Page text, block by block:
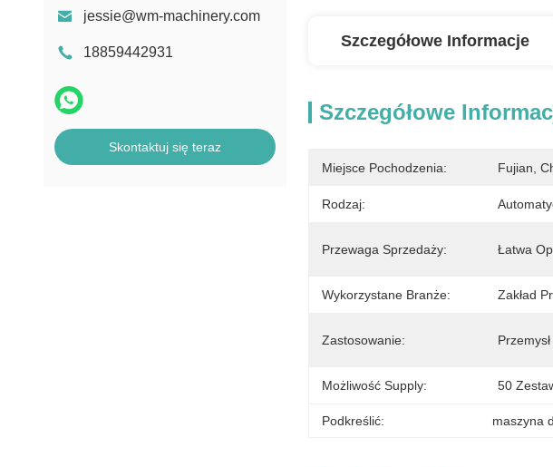
jessie@wm-machinery.com
18859442931
Skontaktuj się teraz
Szczegółowe Informacje
Szczegółowe
Miejsce Pochodzenia: Fujian,
Rodzaj:
Przewaga Sprzedaży: Łatwa
Wykorzystane Branże: Zakład
Zastosowanie:
Możliwość Supply: 50
Podkreślić: maszyna